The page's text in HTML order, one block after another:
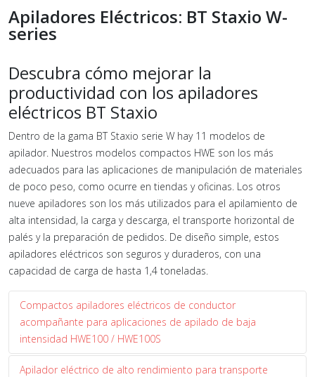
Apiladores Eléctricos: BT Staxio W-
series
Descubra cómo mejorar la
productividad con los apiladores
eléctricos BT Staxio
Dentro de la gama BT Staxio serie W hay 11 modelos de
apilador. Nuestros modelos compactos HWE son los más
adecuados para las aplicaciones de manipulación de materiales
de poco peso, como ocurre en tiendas y oficinas. Los otros
nueve apiladores son los más utilizados para el apilamiento de
alta intensidad, la carga y descarga, el transporte horizontal de
palés y la preparación de pedidos. De diseño simple, estos
apiladores eléctricos son seguros y duraderos, con una
capacidad de carga de hasta 1,4 toneladas.
Compactos apiladores eléctricos de conductor
acompañante para aplicaciones de apilado de baja
intensidad HWE100 / HWE100S
Apilador eléctrico de alto rendimiento para transporte